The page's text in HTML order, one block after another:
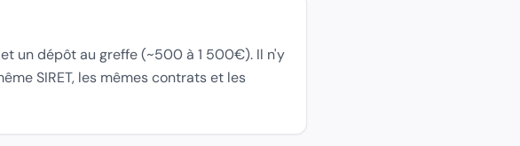
un dépôt au greffe (~500 à 1 500€). Il n'y
SIRET, les mêmes contrats et les